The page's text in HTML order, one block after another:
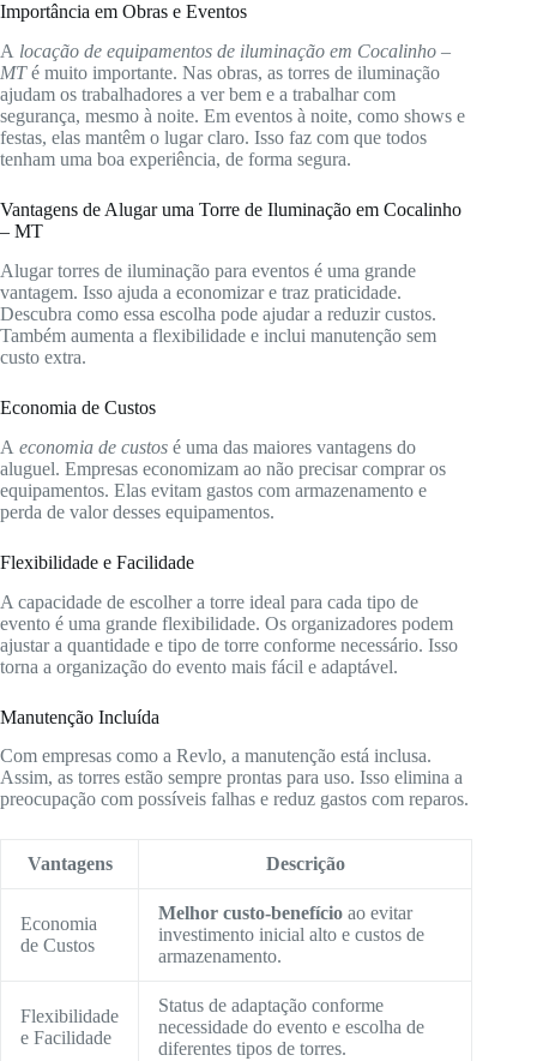
Importância em Obras e Eventos
A locação de equipamentos de iluminação em Cocalinho –
MTé muito importante. Nas obras, as torres de iluminação
ajudam os trabalhadores a ver bem e a trabalhar com
segurança, mesmo à noite. Em eventos à noite, como shows e
festas, elas mantêm o lugar claro. Isso faz com que todos
tenham uma boa experiência, de forma segura.
Vantagens de Alugar uma Torre de Iluminação em Cocalinho
– MT
Alugar torres de iluminação para eventos é uma grande
vantagem. Isso ajuda a economizar e traz praticidade.
Descubra como essa escolha pode ajudar a reduzir custos.
Também aumenta a flexibilidade e inclui manutenção sem
custo extra.
Economia de Custos
A economia de custos é uma das maiores vantagens do
aluguel. Empresas economizam ao não precisar comprar os
equipamentos. Elas evitam gastos com armazenamento e
perda de valor desses equipamentos.
Flexibilidade e Facilidade
A capacidade de escolher a torre ideal para cada tipo de
evento é uma grande flexibilidade. Os organizadores podem
ajustar a quantidade e tipo de torre conforme necessário. Isso
torna a organização do evento mais fácil e adaptável.
Manutenção Incluída
Com empresas como a Revlo, a manutenção está inclusa.
Assim, as torres estão sempre prontas para uso. Isso elimina a
preocupação com possíveis falhas e reduz gastos com reparos.
Vantagens Descrição
Economia
de Custos
Melhor custo-benefício ao evitar
investimento inicial alto e custos de
armazenamento.
Flexibilidade
e Facilidade
Status de adaptação conforme
necessidade do evento e escolha de
diferentes tipos de torres.